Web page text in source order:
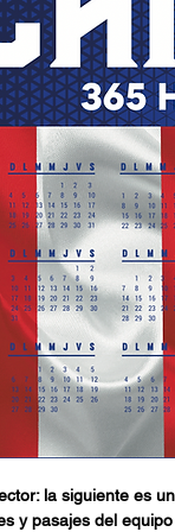
la siguiente es
y pasajes del